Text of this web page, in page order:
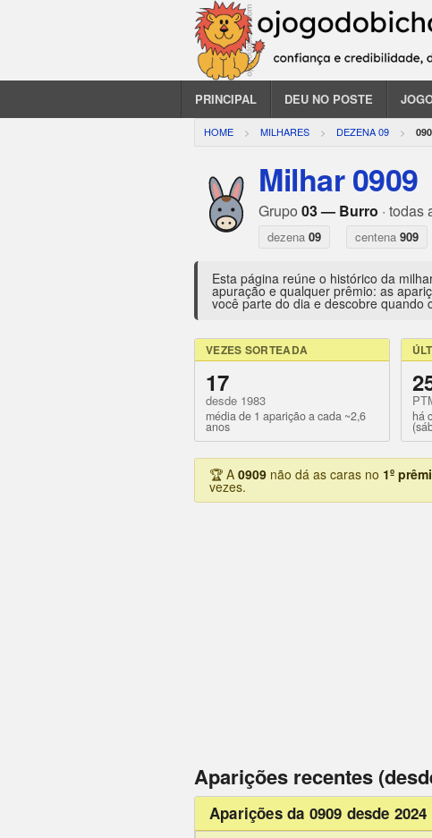
PRINCIPAL DEU NO POSTE
HOME MILHARES DEZENA 09
Milhar 0909
Grupo 03 — Burro ·
dezena 09 centena 909
Esta página reúne o histórico da
apuração e qualquer prêmio: as
você parte do dia e descobre quando
VEZES SORTEADA
17
desde 1983
média de 1 aparição a cada ~2,6
anos
há
🏆 A 0909 não dá as caras no 1º
vezes.
Aparições recentes
Aparições da 0909 desde 2024